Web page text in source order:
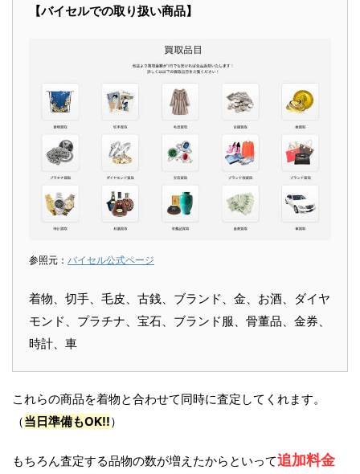
【バイセルでの取り扱い商品】
参照元： バイセル公式ページ
着物、切手、毛皮、古銭、ブランド、金、お酒、ダイヤ
モンド、プラチナ、宝石、ブランド服、骨董品、金券、
時計、車
これらの商品を着物と合わせて同時に査定してくれます。
（当日準備もOK!!）
もちろん査定する品物の数が増えたからといって追加料金